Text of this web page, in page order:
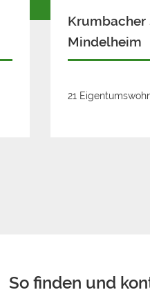
Krumbacher
Mindelheim
21
So finden und